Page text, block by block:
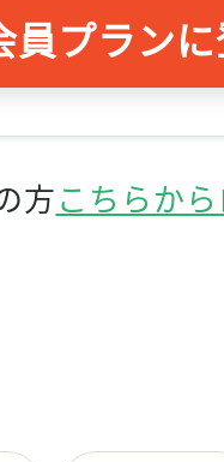
員プラン
方こちらか